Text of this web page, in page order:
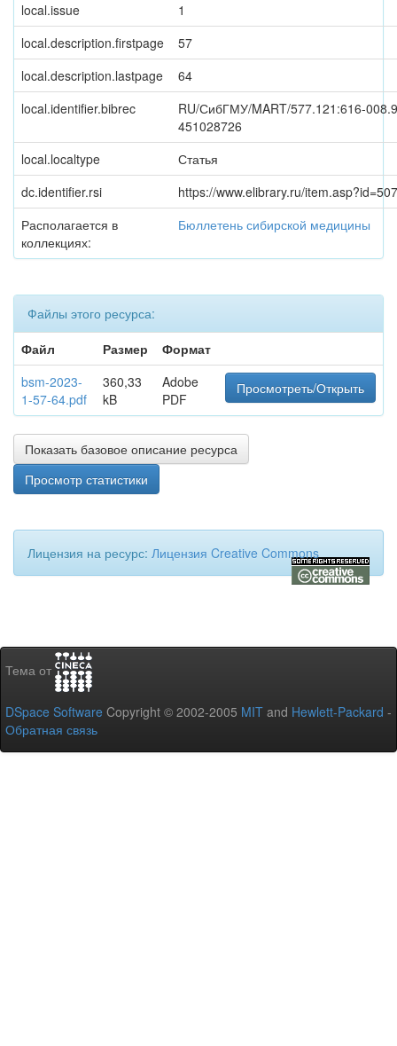
local.issue
1
local.description.firstpage
57
local.description.lastpage
64
local.identifier.bibrec
RU/СибГМУ/MART/577.121:616-
451028726
local.localtype
Статья
dc.identifier.rsi
https://www.elibrary.ru/
Располагается в
коллекциях:
Бюллетень сибирской медицины
Файлы этого ресурса:
Файл
Размер
Формат
bsm-2023-
1-57-64.pdf
360,33
kB
Adobe
PDF
Просмотреть/Открыть
Показать базовое описание ресурса
Просмотр статистики
Лицензия на ресурс: Лицензия Creative Commons
Тема от
DSpace Software Copyright © 2002-2005 MIT and Hewlett-Packard -
Обратная связь